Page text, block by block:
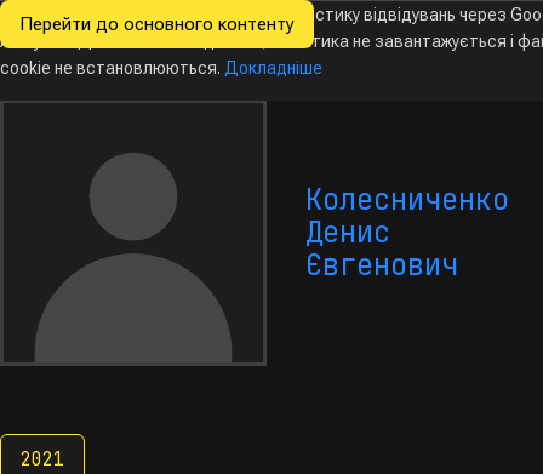
Перейти до основного контенту
Всеукраїнські
з інформатики
НовиниОлімпіадиКалендарБаза даних
Колесниченко
Денис
Євгенович
2021
Ми хочемо збирати знеособлену статистику відвідувань через
Analytics. Доки ви не погодитесь, аналітика не завантажується і
cookie не встановлюються. Докладніше